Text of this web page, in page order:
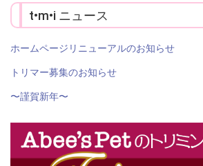
t•m•i ニュース
ホームページリニューアルのお知らせ
トリマー募集のお知らせ
〜謹賀新年〜